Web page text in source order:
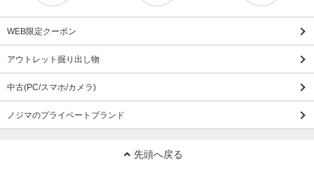
WEB限定クーポン
アウトレット掘り出し物
中古(PC/スマホ/カメラ)
ノジマのプライベートブランド
先頭へ戻る